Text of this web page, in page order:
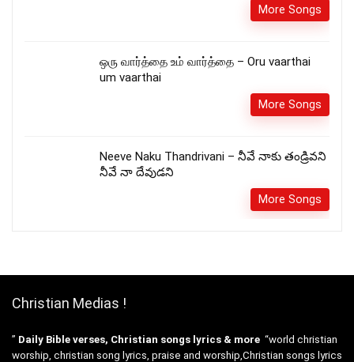
More Songs
ஒரு வார்த்தை உம் வார்த்தை – Oru vaarthai
um vaarthai
More Songs
Neeve Naku Thandrivani – నీవే నాకు తండ్రివని
నీవే నా దేవుడని
More Songs
Christian Medias !
” Daily Bible verses, Christian songs lyrics & more “world christian
worship, christian song lyrics, praise and worship,Christian songs lyrics